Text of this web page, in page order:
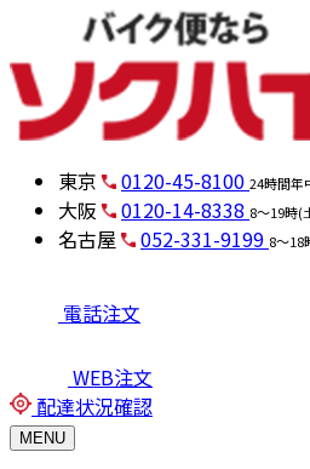
東京 0120-45-8100 24時間年
大阪 0120-14-8338 8～19時(
名古屋 052-331-9199 8～18
電話注文
WEB注文
配達状況確認
MENU